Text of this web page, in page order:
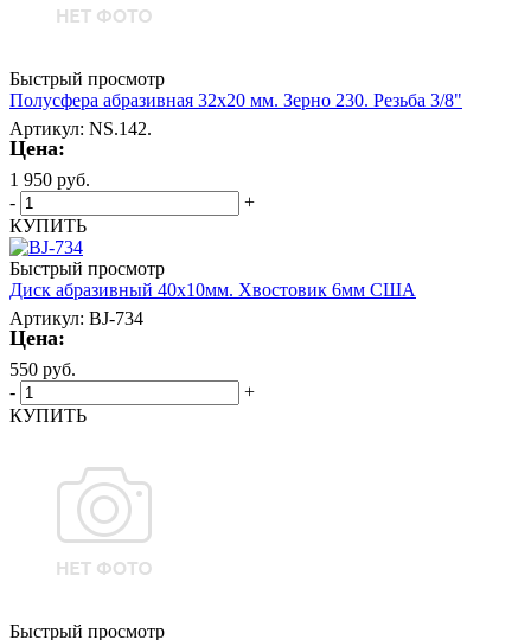
Быстрый просмотр
Полусфера абразивная 32х20 мм. Зерно 230. Резьба 3/8"
Артикул: NS.142.
Цена:
1 950 руб.
-
+
КУПИТЬ
Быстрый просмотр
Диск абразивный 40х10мм. Хвостовик 6мм США
Артикул: BJ-734
Цена:
550 руб.
-
+
КУПИТЬ
Быстрый просмотр